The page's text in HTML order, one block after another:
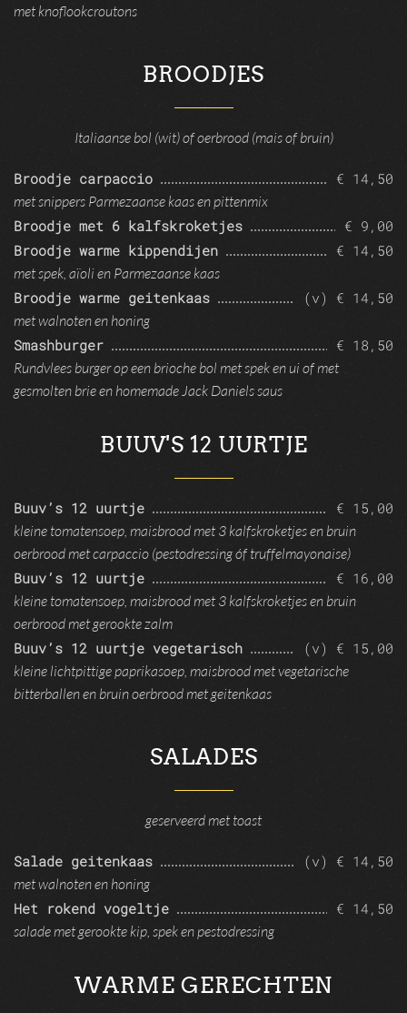
met knoflookcroutons
BROODJES
Italiaanse bol (wit) of oerbrood (mais of bruin)
Broodje carpaccio
€ 14,50
met snippers Parmezaanse kaas en pittenmix
Broodje met 6 kalfskroketjes
€ 9,00
Broodje warme kippendijen
€ 14,50
met spek, aïoli en Parmezaanse kaas
Broodje warme geitenkaas
(v) € 14,50
met walnoten en honing
Smashburger
€ 18,50
Rundvlees burger op een brioche bol met spek en ui of met
gesmolten brie en homemade Jack Daniels saus
BUUV'S 12 UURTJE
Buuv’s 12 uurtje
€ 15,00
kleine tomatensoep, maisbrood met 3 kalfskroketjes en bruin
oerbroodmet carpaccio (pestodressing óf truffelmayonaise)
Buuv’s 12 uurtje
€ 16,00
kleine tomatensoep, maisbrood met 3 kalfskroketjes en bruin
oerbroodmet gerookte zalm
Buuv’s 12 uurtje vegetarisch
(v) € 15,00
kleine lichtpittige paprikasoep, maisbrood met vegetarische
bitterballen en bruin oerbrood met geitenkaas
SALADES
geserveerd met toast
Salade geitenkaas
(v) € 14,50
met walnoten en honing
Het rokend vogeltje
€ 14,50
salade met gerookte kip, spek en pestodressing
WARME GERECHTEN